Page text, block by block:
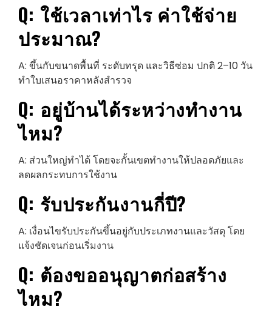
Q: ใช้เวลาเท่าไร ค่าใช้จ่าย
ประมาณ?
A: ขึ้นกับขนาดพื้นที่ ระดับทรุด และวิธีซ่อม ปกติ 2–10 วัน
ทำใบเสนอราคาหลังสำรวจ
Q: อยู่บ้านได้ระหว่างทำงาน
ไหม?
A: ส่วนใหญ่ทำได้ โดยจะกั้นเขตทำงานให้ปลอดภัยและ
ลดผลกระทบการใช้งาน
Q: รับประกันงานกี่ปี?
A: เงื่อนไขรับประกันขึ้นอยู่กับประเภทงานและวัสดุ โดย
แจ้งชัดเจนก่อนเริ่มงาน
Q: ต้องขออนุญาตก่อสร้าง
ไหม?